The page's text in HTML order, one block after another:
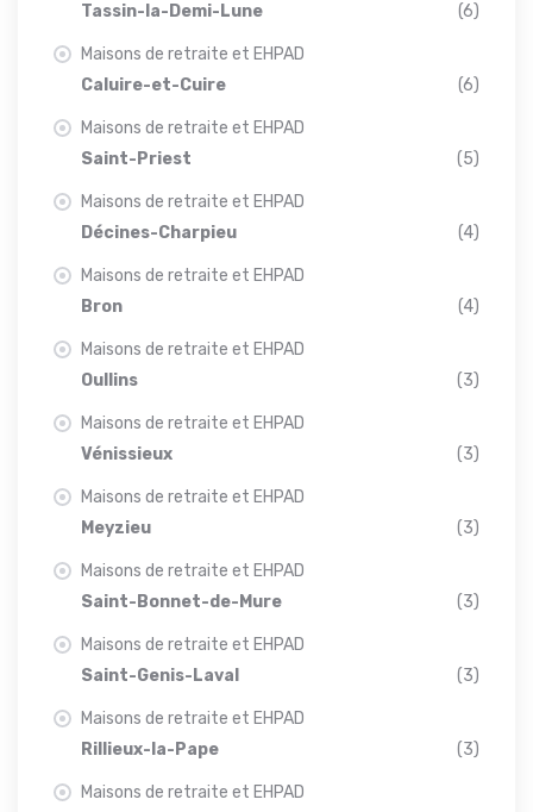
Tassin-la-Demi-Lune
(6)
Maisons de retraite et EHPAD
Caluire-et-Cuire
(6)
Maisons de retraite et EHPAD
Saint-Priest
(5)
Maisons de retraite et EHPAD
Décines-Charpieu
(4)
Maisons de retraite et EHPAD
Bron
(4)
Maisons de retraite et EHPAD
Oullins
(3)
Maisons de retraite et EHPAD
Vénissieux
(3)
Maisons de retraite et EHPAD
Meyzieu
(3)
Maisons de retraite et EHPAD
Saint-Bonnet-de-Mure
(3)
Maisons de retraite et EHPAD
Saint-Genis-Laval
(3)
Maisons de retraite et EHPAD
Rillieux-la-Pape
(3)
Maisons de retraite et EHPAD